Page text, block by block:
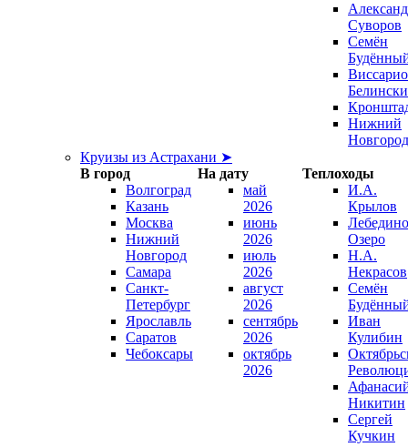
Суворов
Семён
Нижний
Новгород
Круизы из Астрахани ➤
В город
На дату
Теплоходы
Волгоград
Казань
Москва
Нижний
Новгород
Самара
Санкт-
Петербург
Ярославль
Саратов
Чебоксары
май
2026
июнь
2026
июль
2026
август
2026
сентябрь
2026
октябрь
2026
И.А.
Крылов
Озеро
Н.А.
Некрасов
Семён
Иван
Кулибин
Никитин
Сергей
Кучкин